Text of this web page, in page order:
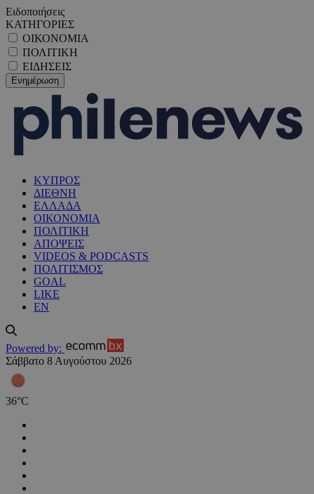
Ειδοποιήσεις
ΚΑΤΗΓΟΡΙΕΣ
ΟΙΚΟΝΟΜΙΑ
ΠΟΛΙΤΙΚΗ
ΕΙΔΗΣΕΙΣ
ΚΥΠΡΟΣ
ΔΙΕΘΝΗ
ΕΛΛΑΔΑ
ΟΙΚΟΝΟΜΙΑ
ΠΟΛΙΤΙΚΗ
ΑΠΟΨΕΙΣ
VIDEOS & PODCASTS
ΠΟΛΙΤΙΣΜΟΣ
GOAL
LIKE
EN
Powered by:
Σάββατο 8 Αυγούστου 2026
36°C